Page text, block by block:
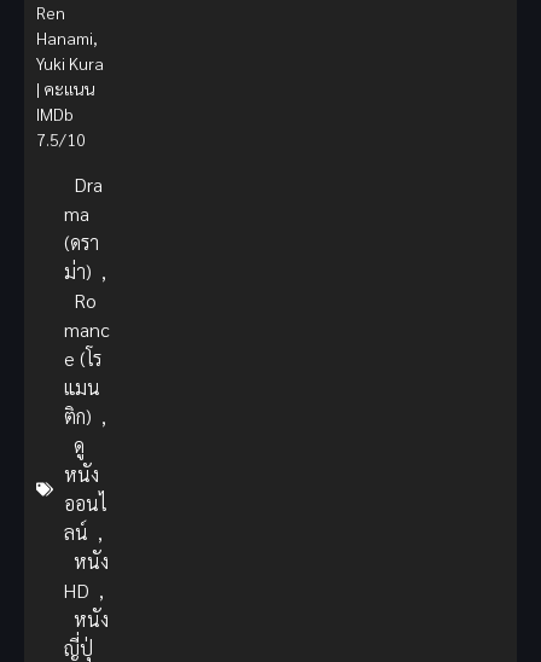
Ren
Hanami,
Yuki Kura
| คะแนน
IMDb
7.5/10
Dra
ma
(ดรา
ม่า) ,
Ro
manc
e (โร
แมน
ติก) ,
ดู
หนัง
ออนไ
ลน์ ,
หนัง
HD ,
หนัง
ญี่ปุ่